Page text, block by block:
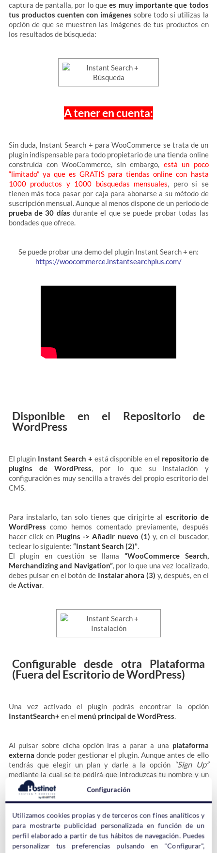
captura de pantalla, por lo quees muy importante que todos
tus productos cuenten con imágenes sobre todo si utilizas la
opción de que se muestren las imágenes de tus productos en
los resultados de búsqueda:
A tener en cuenta:
Sin duda, Instant Search + para WooCommerce se trata de un
plugin indispensable para todo propietario de una tienda online
construida con WooCommerce, sin embargo, está un poco
“limitado” ya que es GRATIS para tiendas online con hasta
1000 productos y 1000 búsquedas mensuales, pero si se
tienen más toca pasar por caja para abonarse a su método de
suscripción mensual. Aunque al menos dispone de un periodo de
prueba de 30 días durante el que se puede probar todas las
bondades que ofrece.
Se puede probar una demo del plugin Instant Search + en:
https://woocommerce.instantsearchplus.com/
Disponible en el Repositorio de
WordPress
El plugin Instant Search + está disponible en el repositorio de
plugins de WordPress, por lo que su instalación y
configuración es muy sencilla a través del propio escritorio del
CMS.
Para instalarlo, tan solo tienes que dirigirte al escritorio de
WordPress como hemos comentado previamente, después
hacer click enPlugins -> Añadir nuevo (1) y, en el buscador,
teclear lo siguiente: “Instant Search (2)”.
El plugin en cuestión se llama “WooCommerce Search,
Merchandizing and Navigation”, por lo que una vez localizado,
debes pulsar en el botón de Instalar ahora (3) y, después, en el
deActivar.
Configurable desde otra Plataforma
(Fuera del Escritorio de WordPress)
Una vez activado el plugin podrás encontrar la opción
InstantSearch+ en el menú principal de WordPress.
Al pulsar sobre dicha opción iras a parar a una plataforma
externa donde poder gestionar el plugin. Aunque antes de ello
tendrás que elegir un plan y darle a la opción “Sign Up”
mediante la cual se te pedirá que introduzcas tu nombre y un
email (recibirás un correo de verificación).
Cuando verifiques tu correo serás redireccionado a la página
de bienvenida del plugin donde podrás hacer un “Tour”.
Configuración
Utilizamos cookies propias y de terceros con fines analíticos y
para mostrarte publicidad personalizada en función de un
perfil elaborado a partir de tus hábitos de navegación. Puedes
personalizar tus preferencias pulsando en "Configurar",